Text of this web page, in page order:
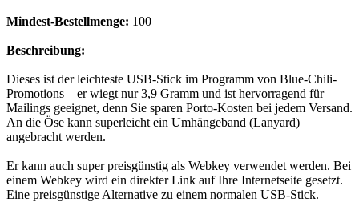
Mindest-Bestellmenge: 100
Beschreibung:
Dieses ist der leichteste USB-Stick im Programm von Blue-Chili-
Promotions – er wiegt nur 3,9 Gramm und ist hervorragend für
Mailings geeignet, denn Sie sparen Porto-Kosten bei jedem Versand.
An die Öse kann superleicht ein Umhängeband (Lanyard)
angebracht werden.
Er kann auch super preisgünstig als Webkey verwendet werden. Bei
einem Webkey wird ein direkter Link auf Ihre Internetseite gesetzt.
Eine preisgünstige Alternative zu einem normalen USB-Stick.